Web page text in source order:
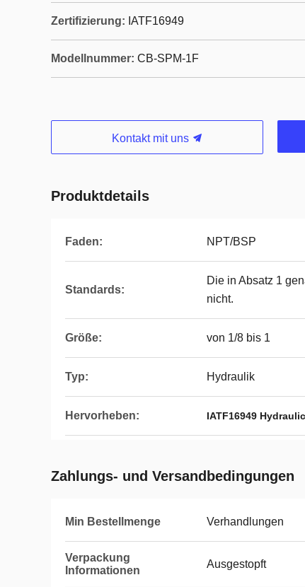
Zertifizierung: IATF16949
Modellnummer: CB-SPM-1F
Kontakt mit uns
Produktdetails
Faden: NPT/BSP
Standards:
Die in Absatz 1
nicht.
Größe: von 1/8 bis 1
Typ: Hydraulik
Hervorheben: IATF16949
Zahlungs- und Versandbedingungen
Min Bestellmenge Verhandlungen
Verpackung
Informationen
Ausgestopft